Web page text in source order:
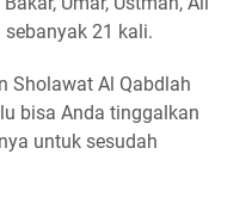
21 kali.
Sholawat Al Qabdlah
bisa Anda tinggalkan
untuk sesudah